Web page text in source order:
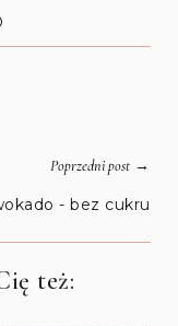
Poprzedni post→
- bez cukru
też: